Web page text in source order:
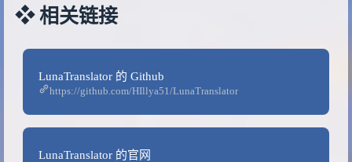
❖ 相关链接
LunaTranslator 的 Github
https://github.com/HIllya51/LunaTranslator
LunaTranslator 的官网